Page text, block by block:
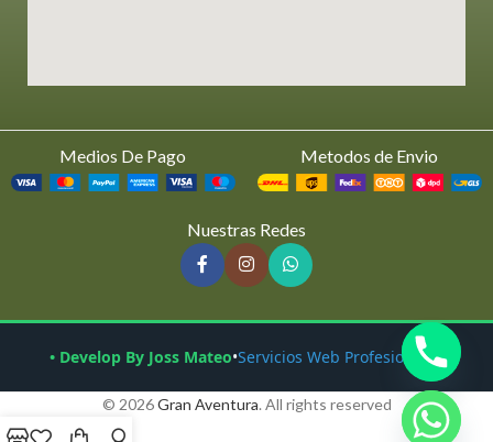
Medios De Pago Metodos de Envio
Nuestras Redes
• Develop By Joss Mateo•Servicios Web Profesionales
© 2026Gran Aventura. All rights reserved